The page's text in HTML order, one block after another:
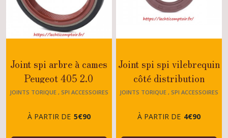
Joint spi arbre à cames
Peugeot 405 2.0
TURBO - MI16 - SRI -
1.8 - 2.0 - XU5 - XU7 -
XU9 -XU10
JOINTS TORIQUE , SPI ACCESSOIRES
À PARTIR DE 5€90
Joint spi spi vilebrequin
côté distribution
Peugeot 405 T16 - MI16
JOINTS TORIQUE , SPI ACCESSOIRES
À PARTIR DE 4€90